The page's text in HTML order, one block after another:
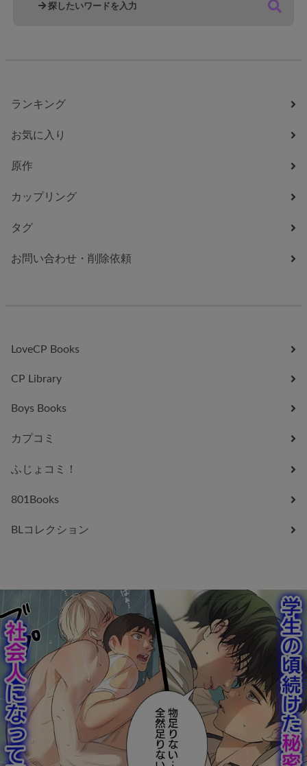
ランキング
お気に入り
原作
カップリング
タグ
お問い合わせ・削除依頼
LoveCP Books
CP Library
Boys Books
カプコミ
ふじょコミ！
801Books
BLコレクション